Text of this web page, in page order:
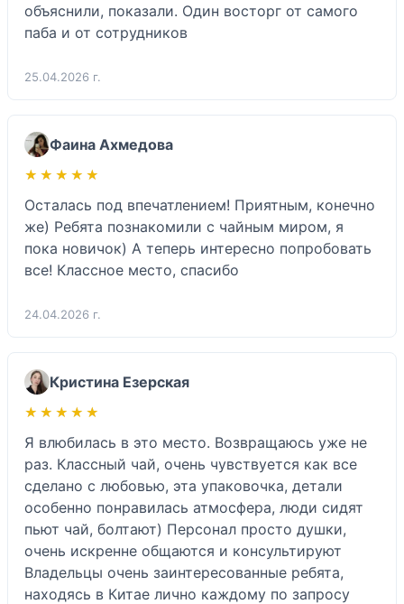
объяснили, показали. Один восторг от самого
паба и от сотрудников
25.04.2026 г.
Фаина Ахмедова
★★★★★
★★★★★
Осталась под впечатлением! Приятным, конечно
же) Ребята познакомили с чайным миром, я
пока новичок) А теперь интересно попробовать
все! Классное место, спасибо
24.04.2026 г.
Кристина Езерская
★★★★★
★★★★★
Я влюбилась в это место. Возвращаюсь уже не
раз. Классный чай, очень чувствуется как все
сделано с любовью, эта упаковочка, детали
особенно понравилась атмосфера, люди сидят
пьют чай, болтают) Персонал просто душки,
очень искренне общаются и консультируют
Владельцы очень заинтересованные ребята,
находясь в Китае лично каждому по запросу